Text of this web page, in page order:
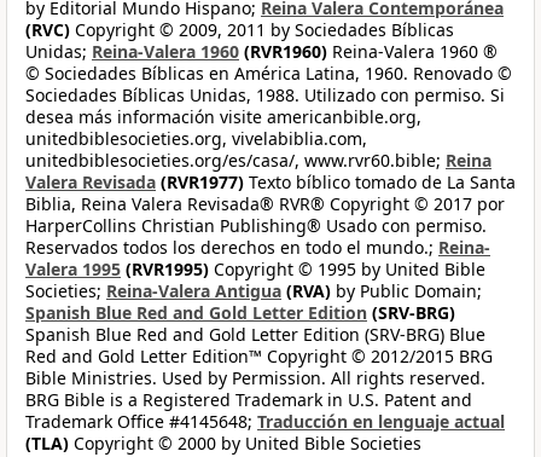
by Editorial Mundo Hispano; Reina Valera Contemporánea
(RVC) Copyright © 2009, 2011 by Sociedades Bíblicas
Unidas; Reina-Valera 1960 (RVR1960) Reina-Valera 1960 ®
© Sociedades Bíblicas en América Latina, 1960. Renovado ©
Sociedades Bíblicas Unidas, 1988. Utilizado con permiso. Si
desea más información visite americanbible.org,
unitedbiblesocieties.org, vivelabiblia.com,
unitedbiblesocieties.org/es/casa/, www.rvr60.bible; Reina
Valera Revisada (RVR1977) Texto bíblico tomado de La Santa
Biblia, Reina Valera Revisada® RVR® Copyright © 2017 por
HarperCollins Christian Publishing® Usado con permiso.
Reservados todos los derechos en todo el mundo.; Reina-
Valera 1995 (RVR1995) Copyright © 1995 by United Bible
Societies; Reina-Valera Antigua (RVA) by Public Domain;
Spanish Blue Red and Gold Letter Edition (SRV-BRG)
Spanish Blue Red and Gold Letter Edition (SRV-BRG) Blue
Red and Gold Letter Edition™ Copyright © 2012/2015 BRG
Bible Ministries. Used by Permission. All rights reserved.
BRG Bible is a Registered Trademark in U.S. Patent and
Trademark Office #4145648; Traducción en lenguaje actual
(TLA) Copyright © 2000 by United Bible Societies